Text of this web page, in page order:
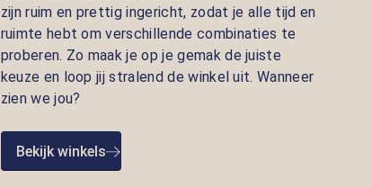
zijn ruim en prettig ingericht, zodat je alle tijd en
ruimte hebt om verschillende combinaties te
proberen. Zo maak je op je gemak de juiste
keuze en loop jij stralend de winkel uit. Wanneer
zien we jou?
Bekijk winkels